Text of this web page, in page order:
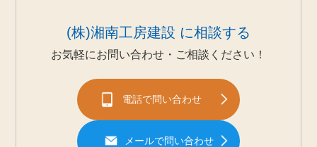
(株)湘南工房建設 に相談する
お気軽にお問い合わせ・ご相談ください！
電話で問い合わせ
メールで問い合わせ